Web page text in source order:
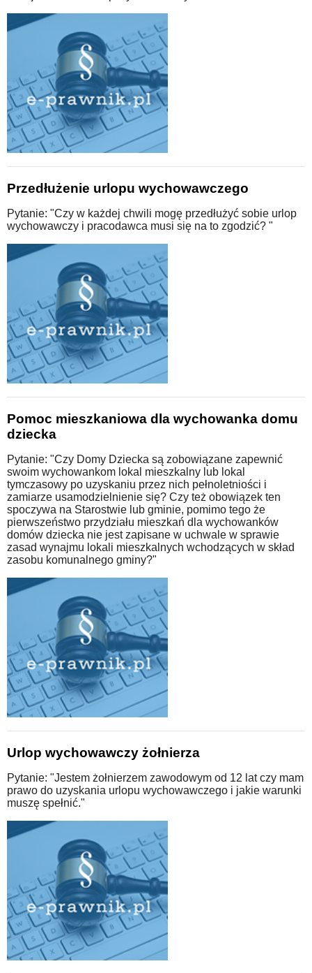
Przedłużenie urlopu wychowawczego
Pytanie: "Czy w każdej chwili mogę przedłużyć sobie urlop
wychowawczy i pracodawca musi się na to zgodzić? "
Pomoc mieszkaniowa dla wychowanka domu
dziecka
Pytanie: "Czy Domy Dziecka są zobowiązane zapewnić
swoim wychowankom lokal mieszkalny lub lokal
tymczasowy po uzyskaniu przez nich pełnoletniości i
zamiarze usamodzielnienie się? Czy też obowiązek ten
spoczywa na Starostwie lub gminie, pomimo tego że
pierwszeństwo przydziału mieszkań dla wychowanków
domów dziecka nie jest zapisane w uchwale w sprawie
zasad wynajmu lokali mieszkalnych wchodzących w skład
zasobu komunalnego gminy?"
Urlop wychowawczy żołnierza
Pytanie: "Jestem żołnierzem zawodowym od 12 lat czy mam
prawo do uzyskania urlopu wychowawczego i jakie warunki
muszę spełnić."